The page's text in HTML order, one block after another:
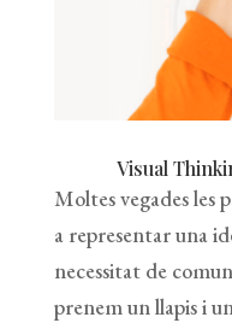
Visual
Moltes vegades les
a representar una
necessitat de
prenem un llapis i